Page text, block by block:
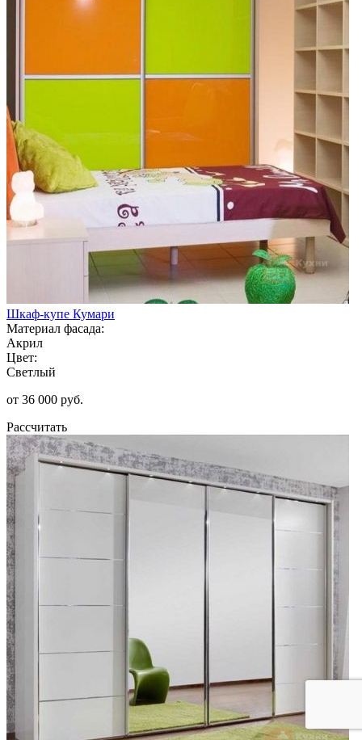
Шкаф-купе Кумари
Материал фасада:
Акрил
Цвет:
Светлый
от 36 000 руб.
Рассчитать